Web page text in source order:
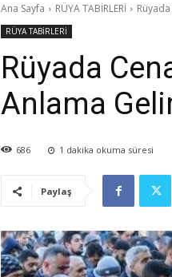
Ana Sayfa RÜYA TABİRLERİ
RÜYA TABİRLERİ
Rüyada
Anlama
686 1 dakika okuma süresi
Paylaş